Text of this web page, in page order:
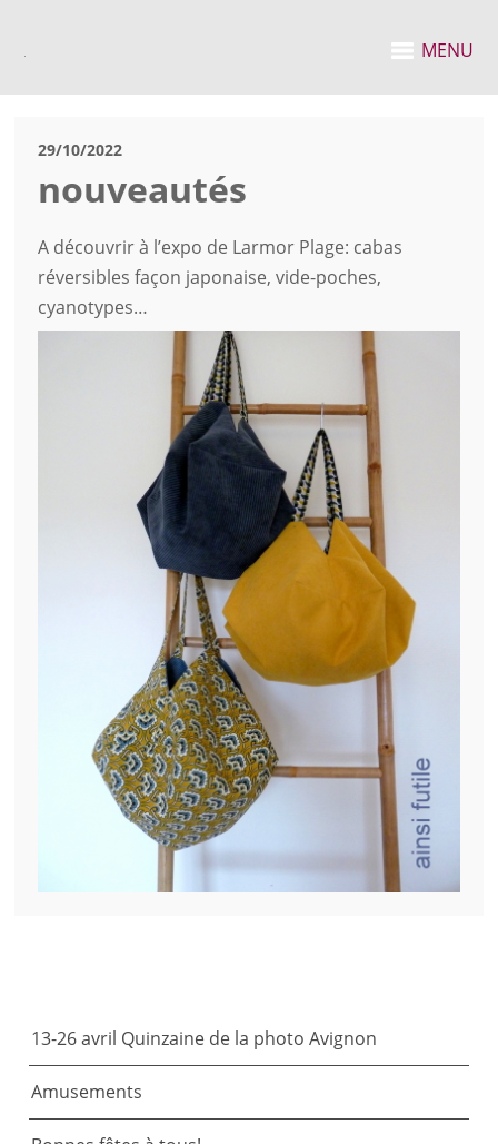
MENU
29/10/2022
nouveautés
A découvrir à l’expo de Larmor Plage: cabas
réversibles façon japonaise, vide-poches,
cyanotypes…
13-26 avril Quinzaine de la photo Avignon
Amusements